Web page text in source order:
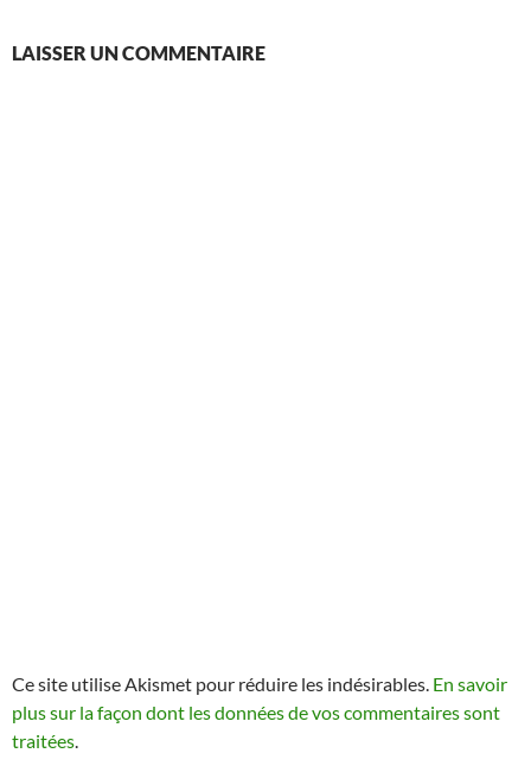
LAISSER UN COMMENTAIRE
Ce site utilise Akismet pour réduire les indésirables. En savoir
plus sur la façon dont les données de vos commentaires sont
traitées